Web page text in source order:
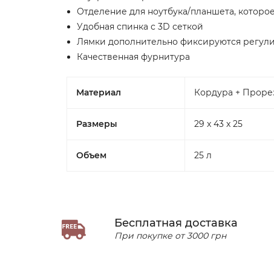
Отделение для ноутбука/планшета,
Удобная спинка с 3D сеткой
Лямки дополнительно фиксируются
Качественная фурнитура
Материал Кордура +
Размеры 29 x 43 x 25
Объем 25 л
Бесплатная доставка
При покупке от 3000 грн